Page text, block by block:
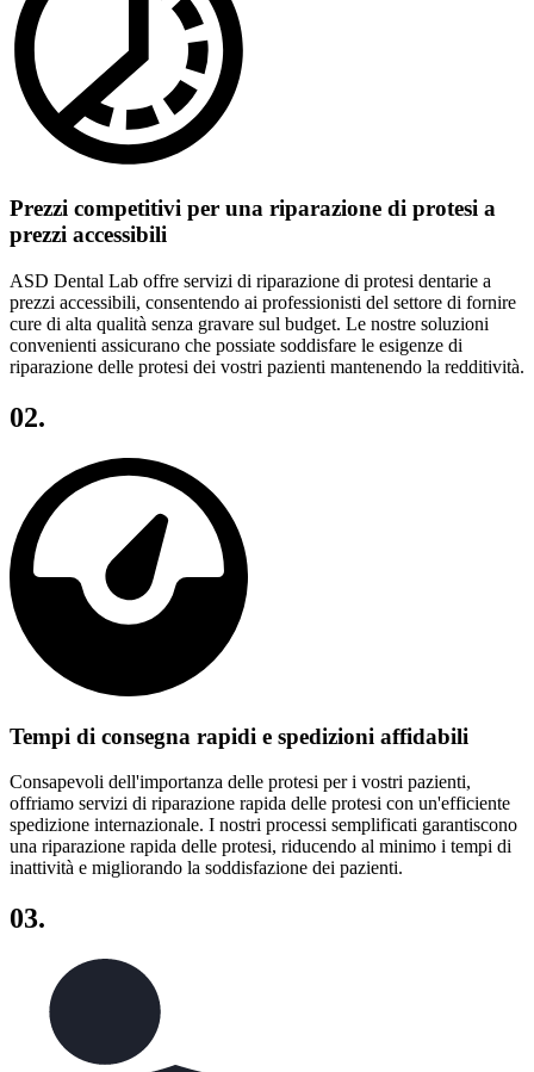
Prezzi competitivi per una riparazione di protesi a
prezzi accessibili
ASD Dental Lab offre servizi di riparazione di protesi dentarie a
prezzi accessibili, consentendo ai professionisti del settore di fornire
cure di alta qualità senza gravare sul budget. Le nostre soluzioni
convenienti assicurano che possiate soddisfare le esigenze di
riparazione delle protesi dei vostri pazienti mantenendo la redditività.
02.
Tempi di consegna rapidi e spedizioni affidabili
Consapevoli dell'importanza delle protesi per i vostri pazienti,
offriamo servizi di riparazione rapida delle protesi con un'efficiente
spedizione internazionale. I nostri processi semplificati garantiscono
una riparazione rapida delle protesi, riducendo al minimo i tempi di
inattività e migliorando la soddisfazione dei pazienti.
03.